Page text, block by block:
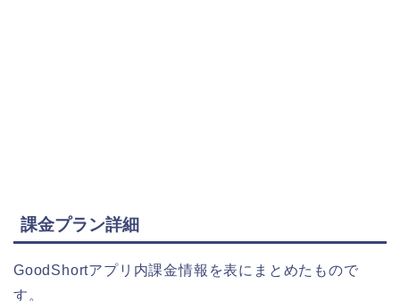
課金プラン詳細
GoodShortアプリ内課金情報を表にまとめたもので
す。